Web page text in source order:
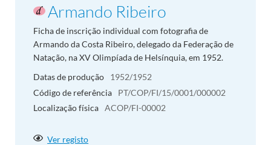
Armando Ribeiro
Ficha de inscrição individual com fotografia de
Armando da Costa Ribeiro, delegado da Federação de
Natação, na XV Olimpíada de Helsínquia, em 1952.
Datas de produção
1952/1952
Código de referência
PT/COP/FI/15/0001/000002
Localização física ACOP/FI-00002
Ver registo